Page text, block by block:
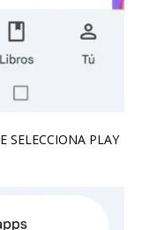
SELECCIONA PLAY